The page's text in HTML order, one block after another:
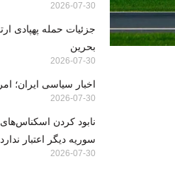
2026-07-30
جزئیات حمله پهپادی
بحرین
2026-07-30
اخبار سیاسی ایران؛ امروز
2026-07-30
نابود کردن
سوریه دیگر اعتبار ندارد
2026-07-30